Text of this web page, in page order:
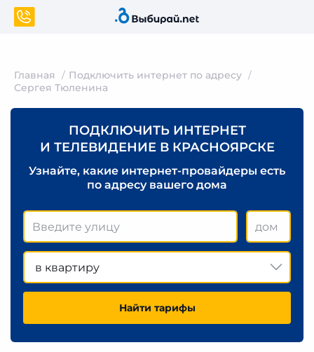
Главная
Подключить интернет по адресу
Сергея Тюленина
ПОДКЛЮЧИТЬ ИНТЕРНЕТ
И ТЕЛЕВИДЕНИЕ В КРАСНОЯРСКЕ
Узнайте, какие интернет-провайдеры есть
по адресу вашего дома
в квартиру
Найти тарифы